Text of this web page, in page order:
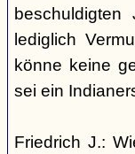
lediglich
könne keine
sei ein
Friedrich J.: